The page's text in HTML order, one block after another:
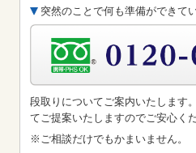
突然のことで何も準備ができて
段取りについてご案内いたします
てご提案いたしますのでご安心くだ
※ご相談だけでもかまいません。